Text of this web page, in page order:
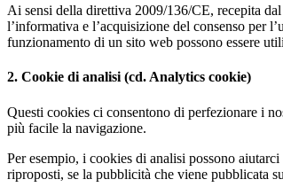
Ai sensi della direttiva 2009/136/CE, recepita
l’informativa e l’acquisizione del consenso per
funzionamento di un sito web possono essere
2. Cookie di analisi (cd. Analytics cookie)
Questi cookies ci consentono di perfezionare i
più facile la navigazione.
Per esempio, i cookies di analisi possono
riproposti, se la pubblicità che viene pubblicata